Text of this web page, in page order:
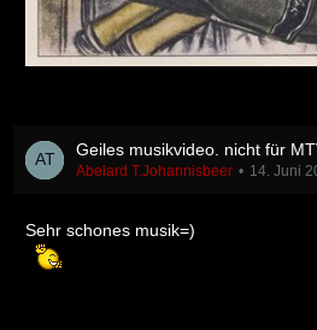
Geiles musikvideo. nicht für
Abelard T.Johannisbeer 14. Juni
Sehr schones musik=)